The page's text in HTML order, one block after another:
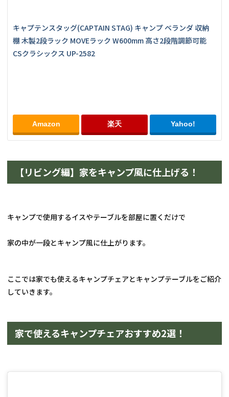
キャプテンスタッグ(CAPTAIN STAG) キャンプ ベランダ 収納
棚 木製2段ラック MOVEラック W600mm 高さ2段階調節可能
CSクラシックス UP-2582
Amazon 楽天 Yahoo!
【リビング編】家をキャンプ風に仕上げる！
キャンプで使用するイスやテーブルを部屋に置くだけで
家の中が一段とキャンプ風に仕上がります。
ここでは家でも使えるキャンプチェアとキャンプテーブルをご紹介
していきます。
家で使えるキャンプチェアおすすめ2選！